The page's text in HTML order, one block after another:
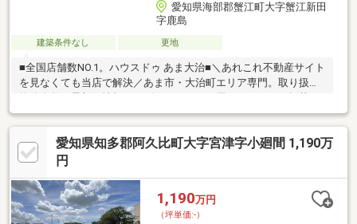
愛知県海部郡蟹江町大字蟹江新田
字鹿島
建築条件なし 更地
■全国店舗数NO.1。ハウスドゥ あま大治■＼あれこれ不動産サイト
を見なくても当店で解決／あま市・大治町エリア専門。取り扱い
ていない物件は店頭でご紹介いたします。◆蟹江小学校/蟹江中学
校◆前面道路幅員約4.7ｍ◆間口約16.6ｍ◆近鉄蟹江駅まで徒歩約
16分◆バス停まで徒歩6分※写真をクリックすると、詳細をご覧い
ただけます。
愛知県知多郡阿久比町大字宮津字小廻間 1,190万
円
1,190万円
（坪単価:-）